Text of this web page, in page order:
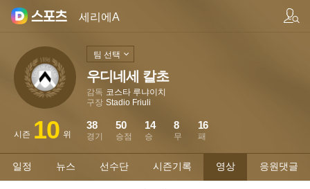
세리에A
우디네세 칼초
감독 코스타 루냐이치
구장 Stadio Friuli
시즌 10 위 경기
38
승점
50
승
14
무
8
패
16
팀 선택
일정 뉴스 선수단 시즌기록 영상 응원댓글